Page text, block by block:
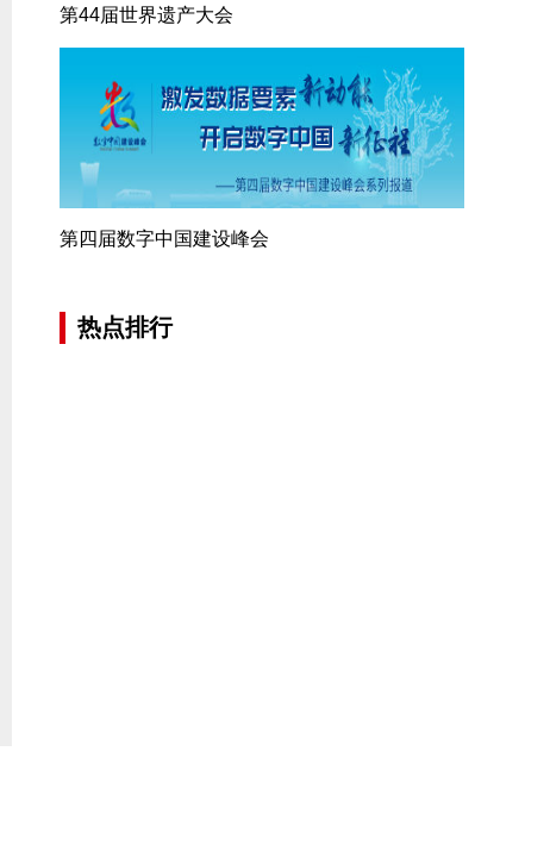
第44届世界遗产大会
第四届数字中国建设峰会
热点排行